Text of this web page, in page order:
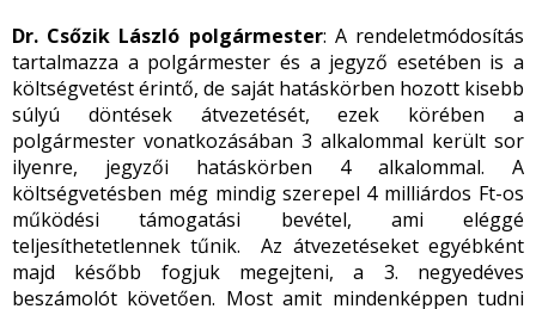
Dr. Csőzik László polgármester: A rendeletmódosítás
tartalmazza a polgármester és a jegyző esetében is a
költségvetést érintő, de saját hatáskörben hozott kisebb
súlyú döntések átvezetését, ezek körében a
polgármester vonatkozásában 3 alkalommal került sor
ilyenre, jegyzői hatáskörben 4 alkalommal. A
költségvetésben még mindig szerepel 4 milliárdos Ft-os
működési támogatási bevétel, ami eléggé
teljesíthetetlennek tűnik. Az átvezetéseket egyébként
majd később fogjuk megejteni, a 3. negyedéves
beszámolót követően. Most amit mindenképpen tudni